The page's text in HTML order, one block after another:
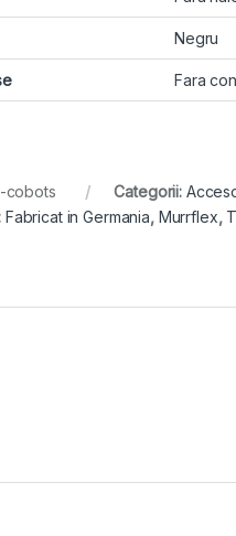
Negru
Fara
cobots Categorii:
Fabricat in Germania, Murrflex,